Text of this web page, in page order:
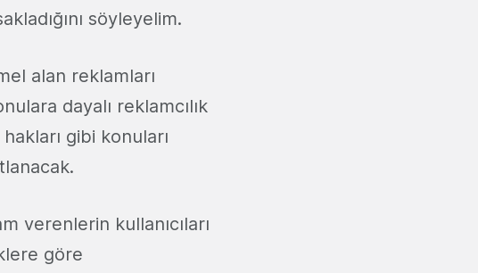
söyleyelim.
alan reklamları
dayalı reklamcılık
gibi konuları
verenlerin kullanıcıları
göre